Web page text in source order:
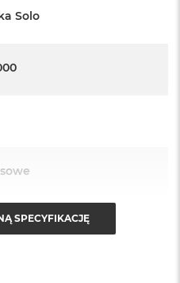
Solo
SPECYFIKACJĘ